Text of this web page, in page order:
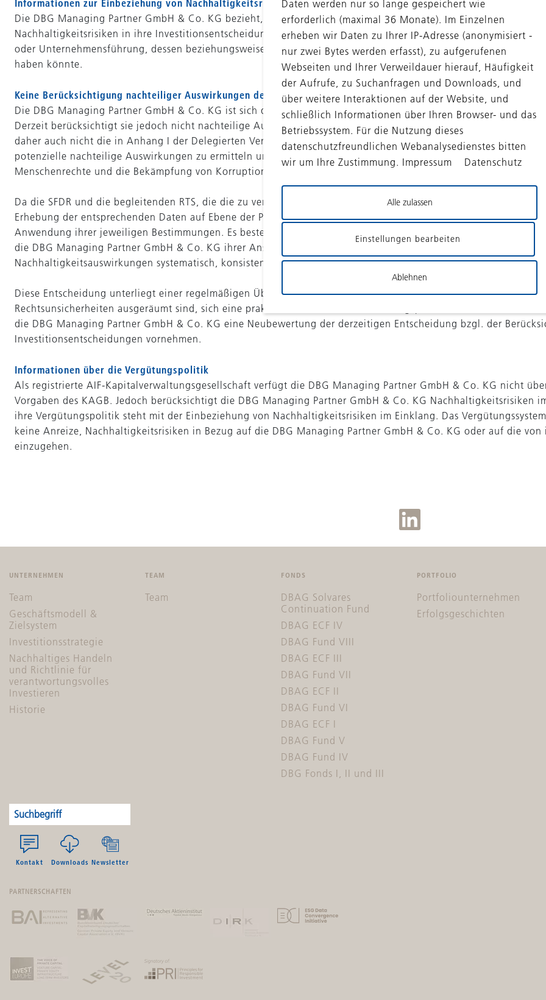
Informationen zur Einbeziehung von Nachhaltigkeitsrisiken bei den Investitionsentscheidungsprozessen
Die DBG Managing Partner GmbH & Co. KG bezieht, wie in 2.2. der Richtlinie „Nachhaltigkeit und
Nachhaltigkeitsrisiken in ihre Investitionsentscheidungsprozesse ein. Ein Nachhaltigkeitsrisiko ist ein Ereignis
oder Unternehmensführung, dessen beziehungsweise deren Eintreten tatsächlich oder potenziell wesentliche
haben könnte.
Keine Berücksichtigung nachteiliger Auswirkungen der Investitionsentscheidungen auf Nachhaltigkeitsfaktoren
Die DBG Managing Partner GmbH & Co. KG ist sich der Relevanz einer Berücksichtigung von
Derzeit berücksichtigt sie jedoch nicht nachteilige Auswirkungen ihrer Investitionsentscheidungen auf
daher auch nicht die in Anhang I der Delegierten Verordnung (EU) 2022/1288 (in ihrer jeweils gültigen
potenzielle nachteilige Auswirkungen zu ermitteln und zu bewerten. Nachhaltigkeitsfaktoren sind Umwelt-,
Menschenrechte und die Bekämpfung von Korruption und Bestechung.
Da die SFDR und die begleitenden RTS, die die zu verwendenden Nachhaltigkeitsindikatoren festlegen und
Erhebung der entsprechenden Daten auf Ebene der Portfoliounternehmen enthalten, relativ neue Rechtsakte
Anwendung ihrer jeweiligen Bestimmungen. Es bestehen daher erhebliche Rechtsunsicherheiten in Bezug auf
die DBG Managing Partner GmbH & Co. KG ihrer Ansicht nach derzeit nicht in der Lage, alle nach der SFDR
Nachhaltigkeitsauswirkungen systematisch, konsistent und zu angemessenen Kosten zusammenzutragen.
Diese Entscheidung unterliegt einer regelmäßigen Überprüfung durch die Geschäftsführung der DBG
Rechtsunsicherheiten ausgeräumt sind, sich eine praktikable Markt- und Verwaltungspraxis entwickelt hat und
die DBG Managing Partner GmbH & Co. KG eine Neubewertung der derzeitigen Entscheidung bzgl. der
Investitionsentscheidungen vornehmen.
Informationen über die Vergütungspolitik
Als registrierte AIF-Kapitalverwaltungsgesellschaft verfügt die DBG Managing Partner GmbH & Co. KG nicht
Vorgaben des KAGB. Jedoch berücksichtigt die DBG Managing Partner GmbH & Co. KG Nachhaltigkeitsrisiken
ihre Vergütungspolitik steht mit der Einbeziehung von Nachhaltigkeitsrisiken im Einklang. Das
keine Anreize, Nachhaltigkeitsrisiken in Bezug auf die DBG Managing Partner GmbH & Co. KG oder auf die
einzugehen.
UNTERNEHMEN
Team
Geschäftsmodell &
Zielsystem
Investitionsstrategie
Nachhaltiges Handeln
und Richtlinie für
verantwortungsvolles
Investieren
Historie
TEAM
Team
FONDS
DBAG Solvares
Continuation Fund
DBAG ECF IV
DBAG Fund VIII
DBAG ECF III
DBAG Fund VII
DBAG ECF II
DBAG Fund VI
DBAG ECF I
DBAG Fund V
DBAG Fund IV
DBG Fonds I, II und III
PORTFOLIO
Portfoliounternehmen
Erfolgsgeschichten
Kontakt Downloads Newsletter
PARTNERSCHAFTEN
Daten werden nur so lange gespeichert wie
erforderlich (maximal 36 Monate). Im Einzelnen
erheben wir Daten zu Ihrer IP-Adresse (anonymisiert -
nur zwei Bytes werden erfasst), zu aufgerufenen
Webseiten und Ihrer Verweildauer hierauf, Häufigkeit
der Aufrufe, zu Suchanfragen und Downloads, und
über weitere Interaktionen auf der Website, und
schließlich Informationen über Ihren Browser- und das
Betriebssystem. Für die Nutzung dieses
datenschutzfreundlichen Webanalysedienstes bitten
wir um Ihre Zustimmung. Impressum Datenschutz
Einstellungen bearbeiten
Ablehnen
Alle zulassen